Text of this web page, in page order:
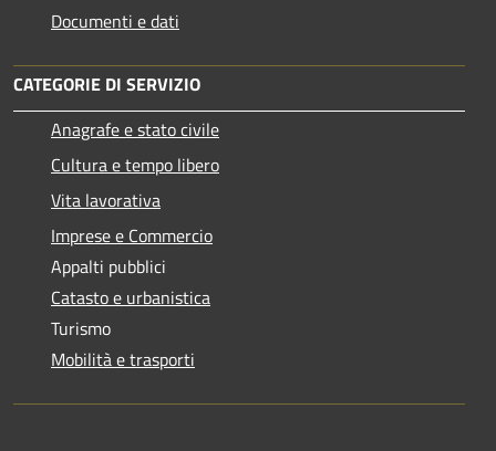
Documenti e dati
CATEGORIE DI SERVIZIO
Anagrafe e stato civile
Cultura e tempo libero
Vita lavorativa
Imprese e Commercio
Appalti pubblici
Catasto e urbanistica
Turismo
Mobilità e trasporti